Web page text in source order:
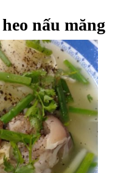
nấu măng